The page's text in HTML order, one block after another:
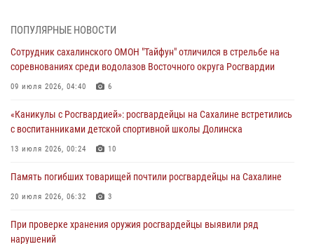
31 июля 2026, 06:56
Сахалинские росгвардейцы стали лучшими на чемпионате
31 июля 2026, 03:59 1
В Управлении Росгвардии по Сахалинской области прошли учебно-
пунктов
30 июля 2026, 07:18
ПОПУЛЯРНЫЕ НОВОСТИ
Сотрудник сахалинского ОМОН "Тайфун" отличился в стрельбе на
соревнованиях среди водолазов Восточного округа Росгвардии
09 июля 2026, 04:40 6
«Каникулы с Росгвардией»: росгвардейцы на Сахалине встретились
с воспитанниками детской спортивной школы Долинска
13 июля 2026, 00:24 10
Память погибших товарищей почтили росгвардейцы на Сахалине
20 июля 2026, 06:32 3
При проверке хранения оружия росгвардейцы выявили ряд
нарушений